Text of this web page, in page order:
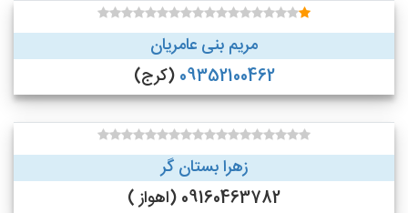
مریم بنی عامریان
09352100462 (کرج)
زهرا بستان گر
09160463782 (اهواز )